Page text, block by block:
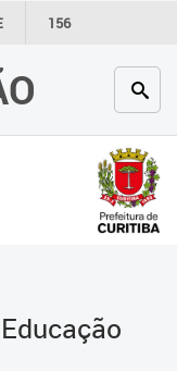
156
SECRETARIAS